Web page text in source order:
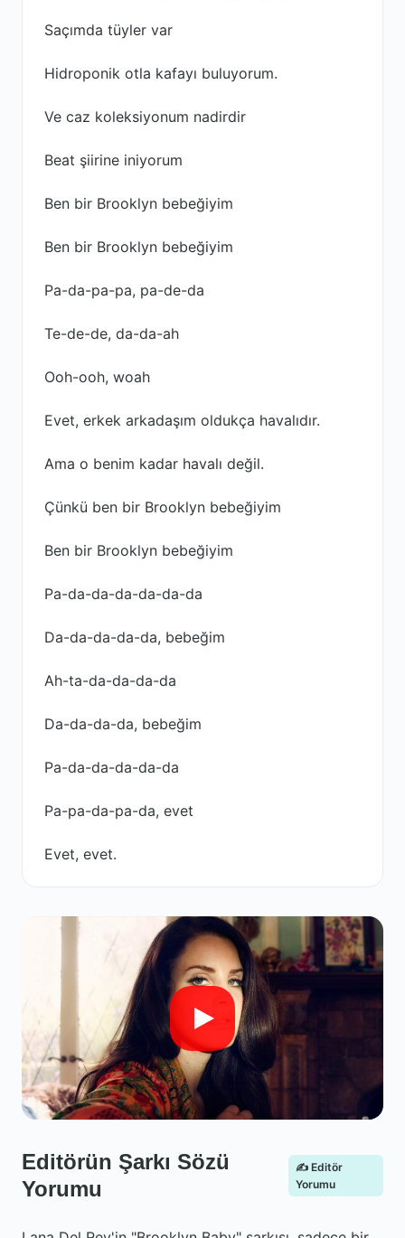
Saçımda tüyler var
Hidroponik otla kafayı buluyorum.
Ve caz koleksiyonum nadirdir
Beat şiirine iniyorum
Ben bir Brooklyn bebeğiyim
Ben bir Brooklyn bebeğiyim
Pa-da-pa-pa, pa-de-da
Te-de-de, da-da-ah
Ooh-ooh, woah
Evet, erkek arkadaşım oldukça havalıdır.
Ama o benim kadar havalı değil.
Çünkü ben bir Brooklyn bebeğiyim
Ben bir Brooklyn bebeğiyim
Pa-da-da-da-da-da-da
Da-da-da-da-da, bebeğim
Ah-ta-da-da-da-da
Da-da-da-da, bebeğim
Pa-da-da-da-da-da
Pa-pa-da-pa-da, evet
Evet, evet.
Editörün Şarkı Sözü
Yorumu
✍️ Editör
Yorumu